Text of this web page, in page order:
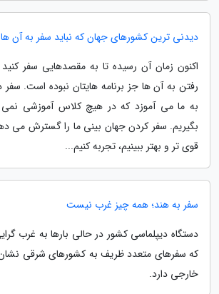
دیدنی ترین کشورهای جهان که نباید سفر به آن
اکنون زمان آن رسیده تا به مقصدهایی سفر کنید
رفتن به آن ها جز برنامه هایتان نبوده است.
به ما می آموزد که در هیچ کلاس آموزشی نمی
بگیریم. سفر کردن جهان بینی ما را گسترش می
قوی تر و بهتر ببینیم، تجربه کنیم...
سفر به هند؛ همه چیز غرب نیست
دستگاه دیپلماسی کشور در حالی بارها به غرب
که سفرهای متعدد ظریف به کشورهای شرقی
خارجی دارد.